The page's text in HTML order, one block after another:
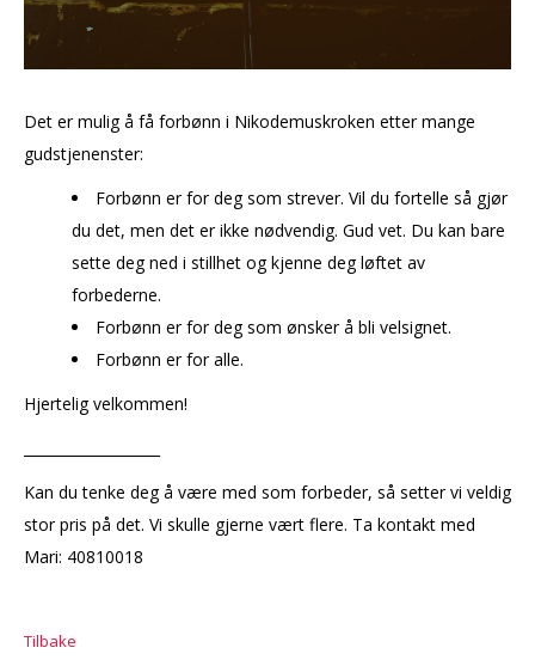
Det er mulig å få forbønn i Nikodemuskroken etter mange
gudstjenenster:
Forbønn er for deg som strever. Vil du fortelle så gjør
du det, men det er ikke nødvendig. Gud vet. Du kan bare
sette deg ned i stillhet og kjenne deg løftet av
forbederne.
Forbønn er for deg som ønsker å bli velsignet.
Forbønn er for alle.
Hjertelig velkommen!
Kan du tenke deg å være med som forbeder, så setter vi veldig
stor pris på det. Vi skulle gjerne vært flere. Ta kontakt med
Mari: 40810018
Tilbake